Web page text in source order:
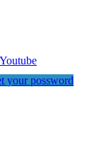
Youtube
your possword